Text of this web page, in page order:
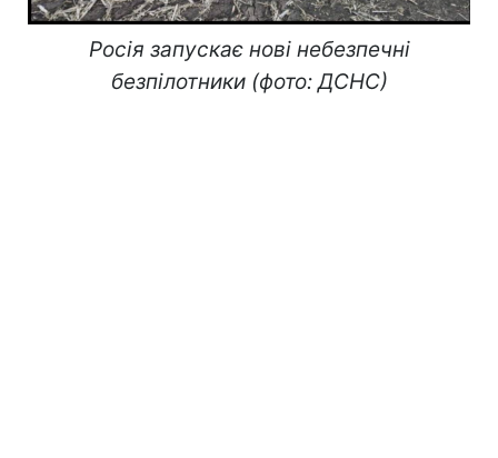
Росія запускає нові небезпечні
безпілотники (фото: ДСНС)